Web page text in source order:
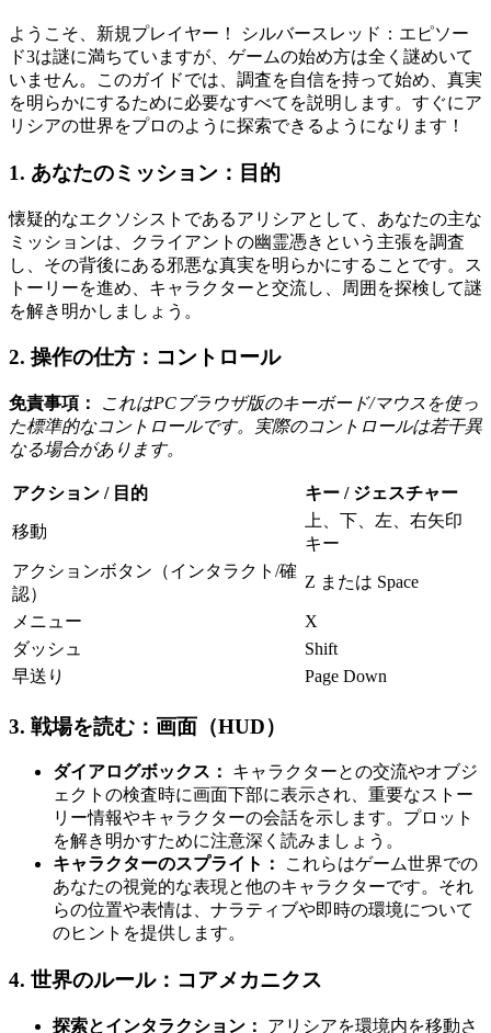
ようこそ、新規プレイヤー！ シルバースレッド：エピソー
ド3は謎に満ちていますが、ゲームの始め方は全く謎めいて
いません。このガイドでは、調査を自信を持って始め、真実
を明らかにするために必要なすべてを説明します。すぐにア
リシアの世界をプロのように探索できるようになります！
1. あなたのミッション：目的
懐疑的なエクソシストであるアリシアとして、あなたの主な
ミッションは、クライアントの幽霊憑きという主張を調査
し、その背後にある邪悪な真実を明らかにすることです。ス
トーリーを進め、キャラクターと交流し、周囲を探検して謎
を解き明かしましょう。
2. 操作の仕方：コントロール
免責事項：
これはPCブラウザ版のキーボード/マウスを使っ
た標準的なコントロールです。実際のコントロールは若干異
なる場合があります。
アクション / 目的 キー / ジェスチャー
移動
上、下、左、右矢印
キー
アクションボタン（インタラクト/確
認）
Z または Space
メニュー
X
ダッシュ
Shift
早送り
Page Down
3. 戦場を読む：画面（HUD）
ダイアログボックス：
キャラクターとの交流やオブジ
ェクトの検査時に画面下部に表示され、重要なストー
リー情報やキャラクターの会話を示します。プロット
を解き明かすために注意深く読みましょう。
キャラクターのスプライト：
これらはゲーム世界での
あなたの視覚的な表現と他のキャラクターです。それ
らの位置や表情は、ナラティブや即時の環境について
のヒントを提供します。
4. 世界のルール：コアメカニクス
探索とインタラクション： アリシアを環境内を移動さ